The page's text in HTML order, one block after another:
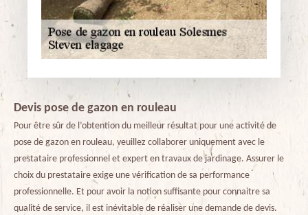
Devis pose de gazon en rouleau
Pour être sûr de l’obtention du meilleur résultat pour une activité de
pose de gazon en rouleau, veuillez collaborer uniquement avec le
prestataire professionnel et expert en travaux de jardinage. Assurer le
choix du prestataire exige une vérification de sa performance
professionnelle. Et pour avoir la notion suffisante pour connaitre sa
qualité de service, il est inévitable de réaliser une demande de devis.